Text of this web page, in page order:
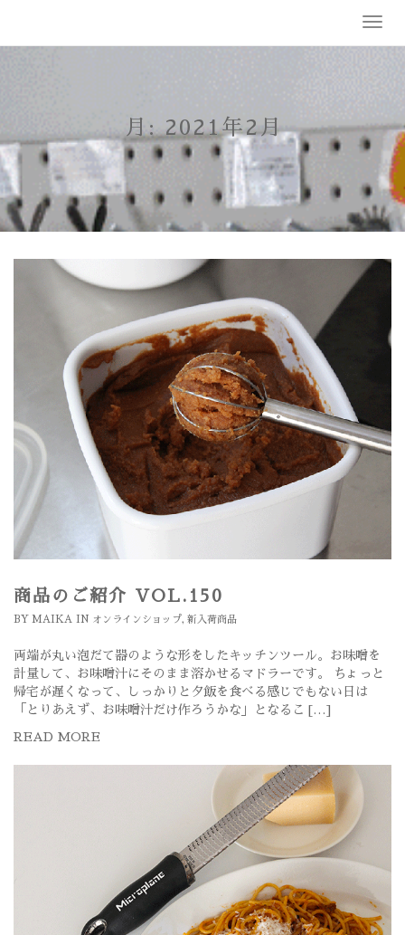
content
T
n
i
g
a
i
月:2021年2月
商品のご紹介 VOL.150
BY MAIKA IN オンラインショップ, 新入荷商品
両端が丸い泡だて器のような形をしたキッチンツール。お味噌を
計量して、お味噌汁にそのまま溶かせるマドラーです。 ちょっと
帰宅が遅くなって、しっかりと夕飯を食べる感じでもない日は
「とりあえず、お味噌汁だけ作ろうかな」となるこ […]
READ MORE